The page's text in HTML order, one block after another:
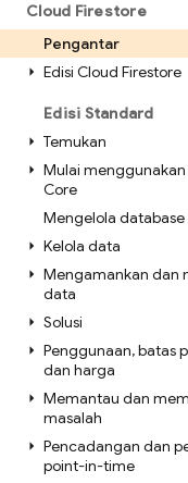
Cloud Firestore
Pengantar
Edisi Cloud Firestore
Edisi Standard
Temukan
Mulai menggunakan
Core
Mengelola database
Kelola data
Mengamankan dan
data
Solusi
Penggunaan,batas
dan harga
Memantau dan
masalah
Pencadangan dan
point-in-time